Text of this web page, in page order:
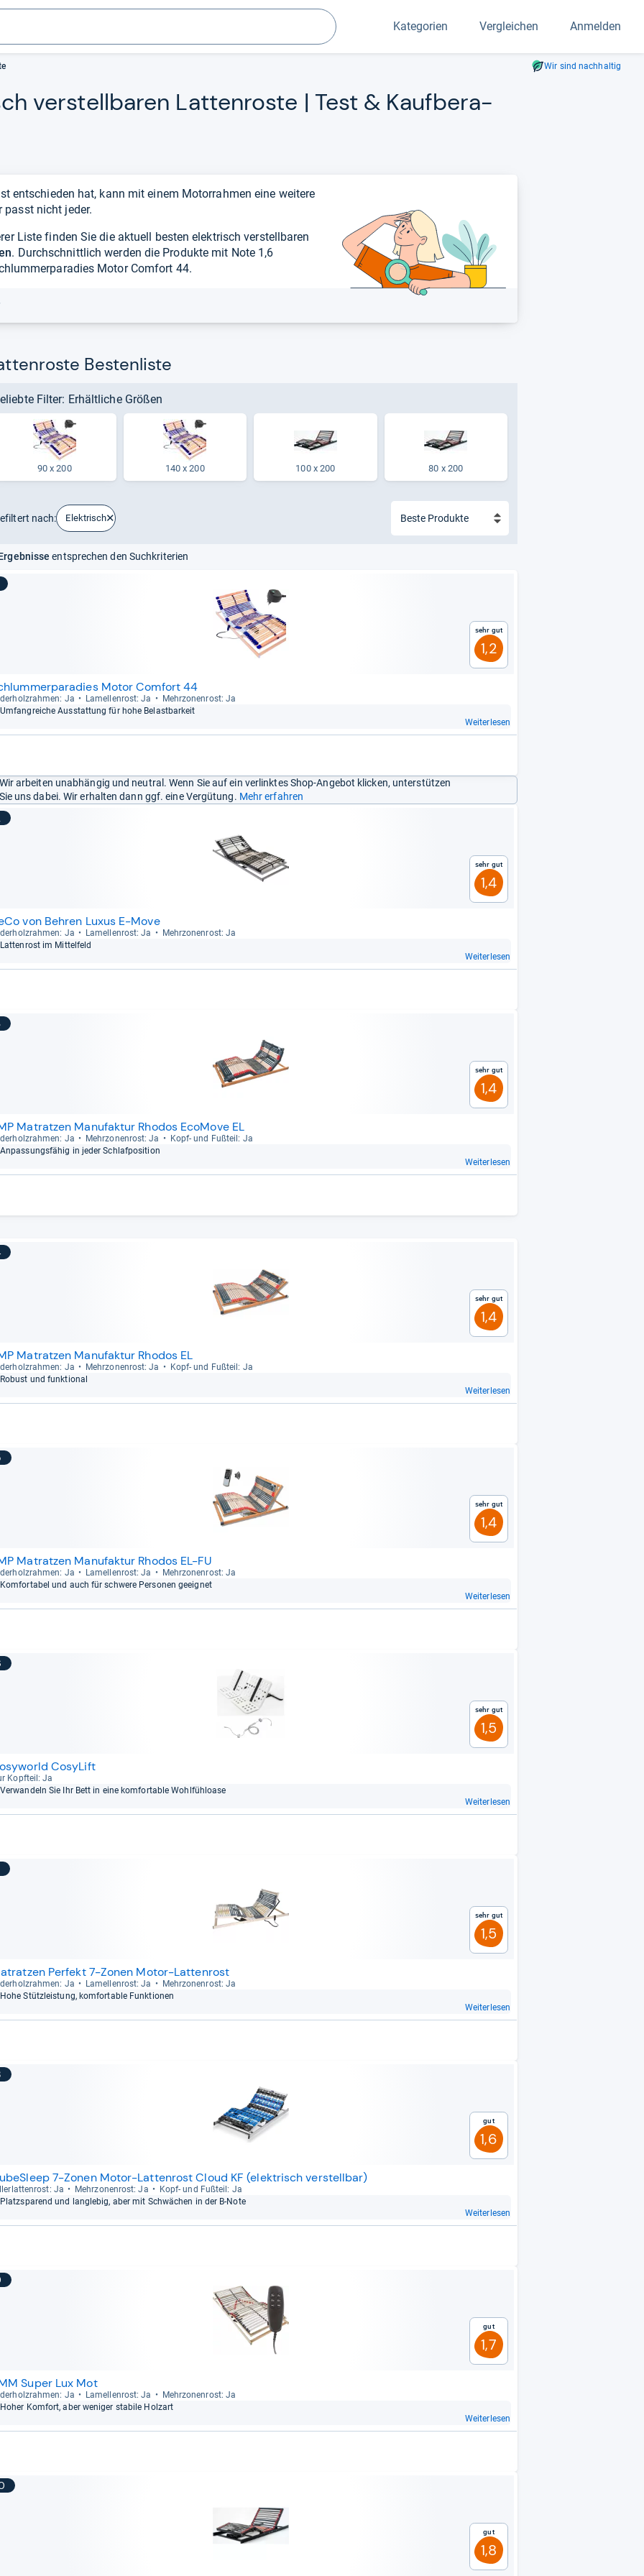
Suchen Kategorien Vergleichen Anmelden
Wir sind nachhaltig
ver­stell­ba­ren Lat­ten­roste | Test & Kauf­be­ra­
entschieden hat, kann mit einem Motorrahmen eine weitere
passt nicht jeder.
Liste finden Sie die aktuell besten elektrisch verstellbaren
. Durchschnittlich werden die Produkte mit Note 1,6
Motor Comfort 44.
Bestenliste
Filter: Erhältliche Größen
90 x 200 140 x 200 100 x 200 80 x 200
nach: Elektrisch
entsprechen den Suchkriterien
Sehr gut
1,2
Motor Comfort 44
Ja Lamel­len­rost: Ja
Mehr­zo­nen­rost: Ja
Umfang­rei­che Aus­stat­tung für hohe Belast­bar­keit
Weiterlesen
arbeiten unabhängig und neutral. Wenn Sie auf ein verlinktes Shop-Angebot klicken, unterstützen
uns dabei. Wir erhalten dann ggf. eine Vergütung. Mehr erfahren
Sehr gut
1,4
von Behren Luxus E-Move
Ja Lamel­len­rost: Ja
Mehr­zo­nen­rost: Ja
Lat­ten­rost im Mit­tel­feld
Weiterlesen
Sehr gut
1,4
Matratzen Manufaktur Rhodos EcoMove EL
Ja Mehr­zo­nen­rost: Ja
Kopf-​ und Fuß­teil: Ja
Anpas­sungs­fä­hig in jeder Schlaf­po­si­tion
Weiterlesen
Sehr gut
1,4
Matratzen Manufaktur Rhodos EL
Ja Mehr­zo­nen­rost: Ja
Kopf-​ und Fuß­teil: Ja
Robust und funk­tio­nal
Weiterlesen
Sehr gut
1,4
Matratzen Manufaktur Rhodos EL-FU
Ja Lamel­len­rost: Ja
Mehr­zo­nen­rost: Ja
Kom­for­ta­bel und auch für schwere Per­so­nen geeig­net
Weiterlesen
Sehr gut
1,5
CosyLift
Kopf­teil: Ja
Ver­wan­deln Sie Ihr Bett in eine kom­for­ta­ble Wohl­fühloase
Weiterlesen
Sehr gut
1,5
Perfekt 7-Zonen Motor-Lattenrost
Ja Lamel­len­rost: Ja
Mehr­zo­nen­rost: Ja
Hohe Stütz­leis­tung, kom­for­ta­ble Funk­tio­nen
Weiterlesen
Gut
1,6
7-Zonen Motor-Lattenrost Cloud KF (elektrisch verstellbar)
Ja Mehr­zo­nen­rost: Ja
Kopf-​ und Fuß­teil: Ja
Platz­spa­rend und lang­le­big, aber mit Schwä­chen in der B-​Note
Weiterlesen
Gut
1,7
Super Lux Mot
Ja Lamel­len­rost: Ja
Mehr­zo­nen­rost: Ja
Hoher Kom­fort, aber weni­ger sta­bile Holzart
Weiterlesen
Gut
1,8